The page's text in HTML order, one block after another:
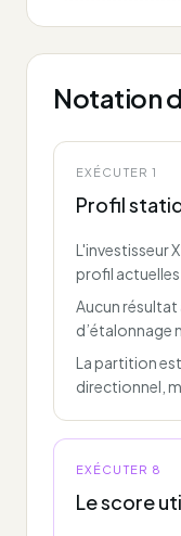
Notation
EXÉCUTER 1
Profil
L'investisseur
profil actuelles
Aucun
d’étalonnage
La partition
directionnel,
EXÉCUTER 8
Le score